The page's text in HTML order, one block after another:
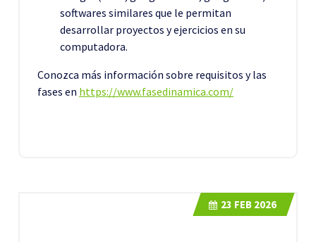
softwares similares que le permitan
desarrollar proyectos y ejercicios en su
computadora.
Conozca más información sobre requisitos y las
fases en https://www.fasedinamica.com/
23 FEB 2026